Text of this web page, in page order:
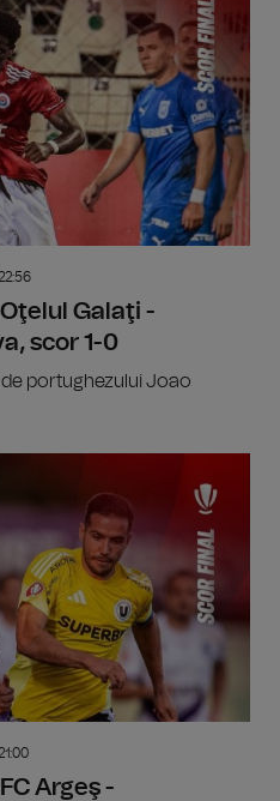
Galaţi -
scor 1-0
portughezului Joao
Argeş -